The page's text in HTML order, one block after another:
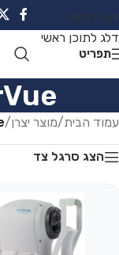
דלג לניווט
דלג לתוכן ראשי
תפריט
עמוד הבית/מוצר יצרן/
הצג סרגל צד